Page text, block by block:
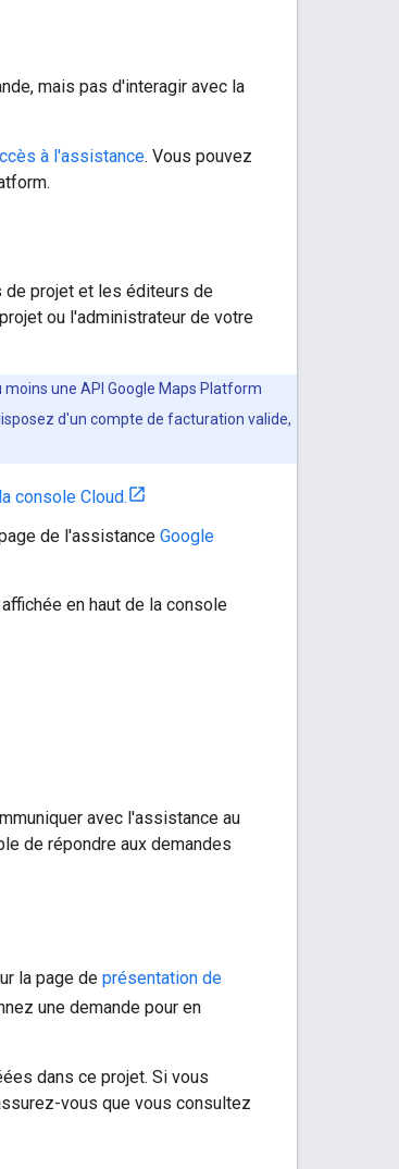
mais pas d'interagir avec la
à l'assistance. Vous pouvez
de projet et les éditeurs de
ou l'administrateur de votre
une API Google Maps Platform
d'un compte de facturation valide,
console Cloud.
de l'assistance Google
en haut de la console
avec l'assistance au
de répondre aux demandes
la page de présentation de
une demande pour en
dans ce projet. Si vous
vous que vous consultez